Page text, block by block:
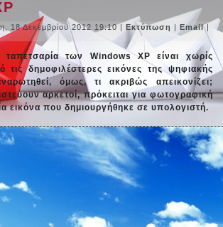
18 Δεκεμβρίου 2012 19:10|Εκτύπωση |Email|
ταπετσαρία των Windows XP είναι χωρίς
τις δημοφιλέστερες εικόνες της ψηφιακής
όμως, τι ακριβώς απεικονίζει;
αρκετοί, πρόκειται για φωτογραφική
εικόνα που δημιουργήθηκε σε υπολογιστή.